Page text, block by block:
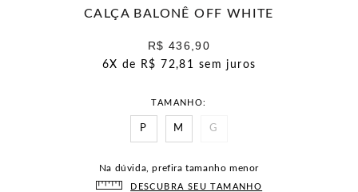
CALÇA BALONÊ OFF WHITE
R$ 436,90
6X de R$ 72,81 sem juros
TAMANHO
P M G
Na dúvida, prefira tamanho menor
DESCUBRA SEU TAMANHO